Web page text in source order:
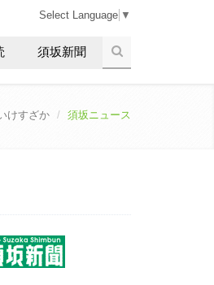
Select Language ▼
須坂新聞
けすざか 須坂ニュース